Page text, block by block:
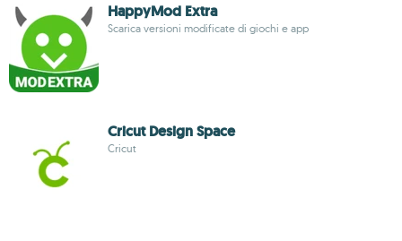
HappyMod Extra
Scarica versioni modificate di giochi e app
Cricut Design Space
Cricut